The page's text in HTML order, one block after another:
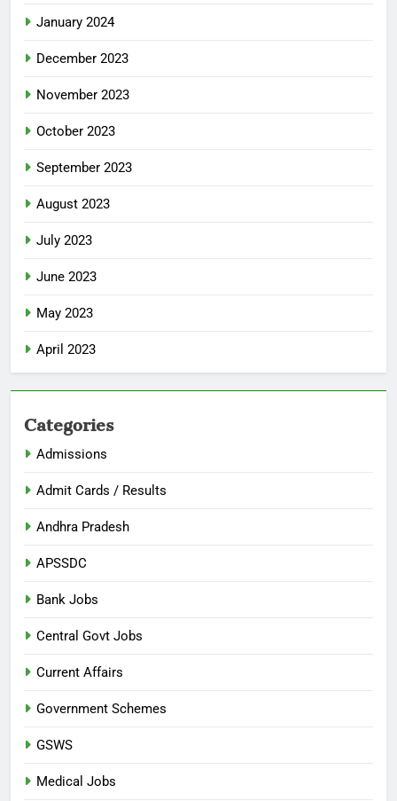
January 2024
December 2023
November 2023
October 2023
September 2023
August 2023
July 2023
June 2023
May 2023
April 2023
Categories
Admissions
Admit Cards / Results
Andhra Pradesh
APSSDC
Bank Jobs
Central Govt Jobs
Current Affairs
Government Schemes
GSWS
Medical Jobs